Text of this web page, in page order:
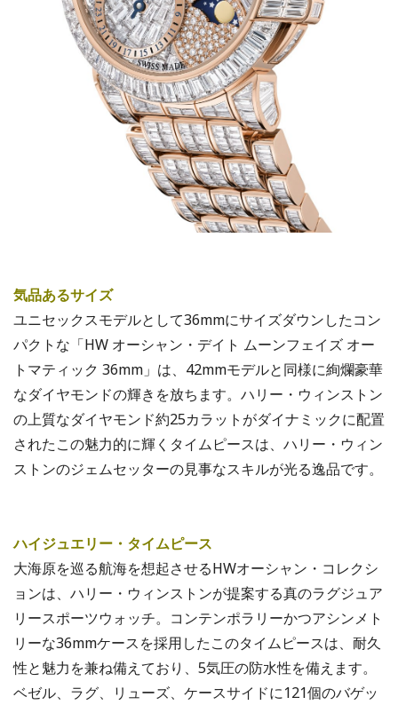
気品あるサイズ
ユニセックスモデルとして36mmにサイズダウンしたコン
パクトな「HW オーシャン・デイト ムーンフェイズ オー
トマティック 36mm」は、42mmモデルと同様に絢爛豪華
なダイヤモンドの輝きを放ちます。ハリー・ウィンストン
の上質なダイヤモンド約25カラットがダイナミックに配置
されたこの魅力的に輝くタイムピースは、ハリー・ウィン
ストンのジェムセッターの見事なスキルが光る逸品です。
ハイジュエリー・タイムピース
大海原を巡る航海を想起させるHWオーシャン・コレクシ
ョンは、ハリー・ウィンストンが提案する真のラグジュア
リースポーツウォッチ。コンテンポラリーかつアシンメト
リーな36mmケースを採用したこのタイムピースは、耐久
性と魅力を兼ね備えており、5気圧の防水性を備えます。
ベゼル、ラグ、リューズ、ケースサイドに121個のバゲッ